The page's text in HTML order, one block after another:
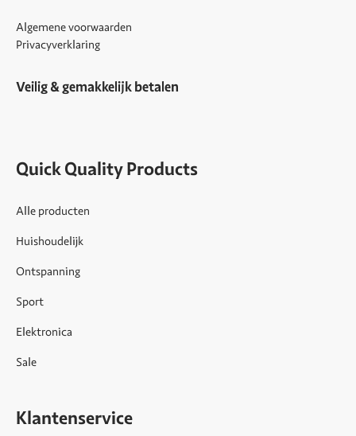
Algemene voorwaarden
Privacyverklaring
Veilig & gemakkelijk betalen
Quick Quality Products
Alle producten
Huishoudelijk
Ontspanning
Sport
Elektronica
Sale
Klantenservice